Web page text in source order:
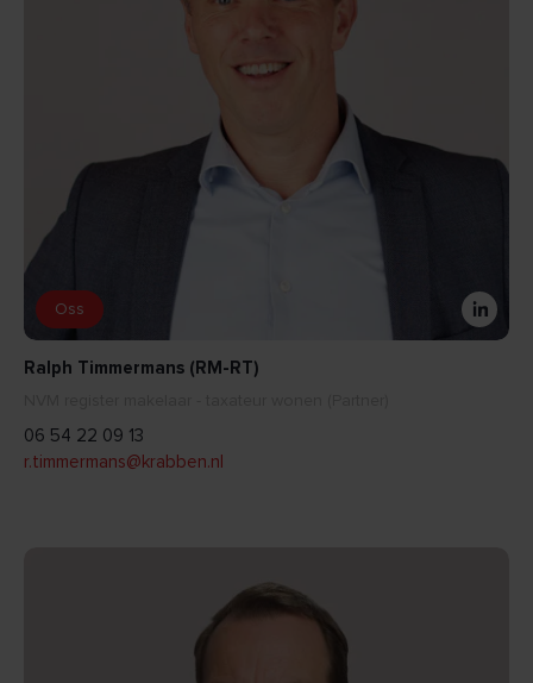
Oss
Ralph Timmermans (RM-RT)
06 54 22 09 13
r.timmermans@krabben.nl